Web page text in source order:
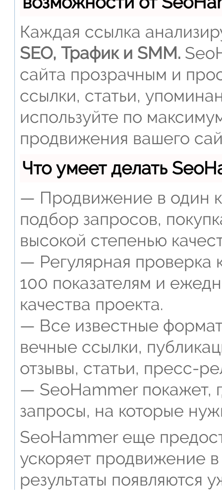
Каждая ссылка
SEO, Трафик и SMM.
сайта прозрачным и
ссылки, статьи,
используйте по
продвижения вашего
Что умеет делать
— Продвижение в один
подбор запросов,
высокой степенью
— Регулярная проверка
100 показателям и
качества проекта.
— Все известные
вечные ссылки,
отзывы, статьи, пресс-
— SeoHammer покажет,
запросы, на которые
SeoHammer еще
ускоряет продвижение
результаты появляются